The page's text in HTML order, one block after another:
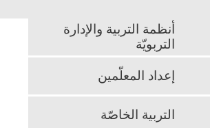
أنظمة التربية والإدارة
التربويّة
إعداد المعلّمين
التربية الخاصّة